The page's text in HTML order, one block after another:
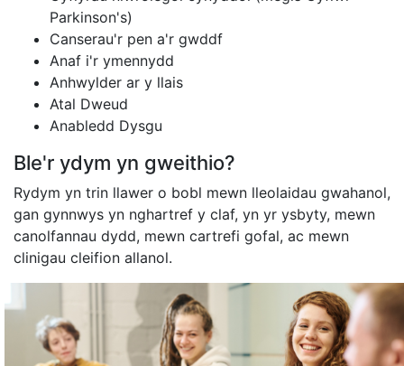
Parkinson's)
Canserau'r pen a'r gwddf
Anaf i'r ymennydd
Anhwylder ar y llais
Atal Dweud
Anabledd Dysgu
Ble'r ydym yn gweithio?
Rydym yn trin llawer o bobl mewn lleolaidau gwahanol,
gan gynnwys yn nghartref y claf, yn yr ysbyty, mewn
canolfannau dydd, mewn cartrefi gofal, ac mewn
clinigau cleifion allanol.